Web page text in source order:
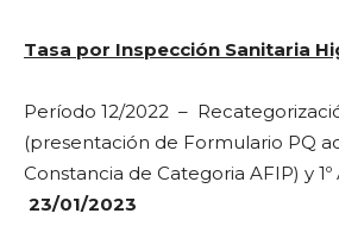
Tasa por Inspección Sanitaria
Período 12/2022 –
(presentación de Formulario PQ
Constancia de Categoria AFIP) y
23/01/2023